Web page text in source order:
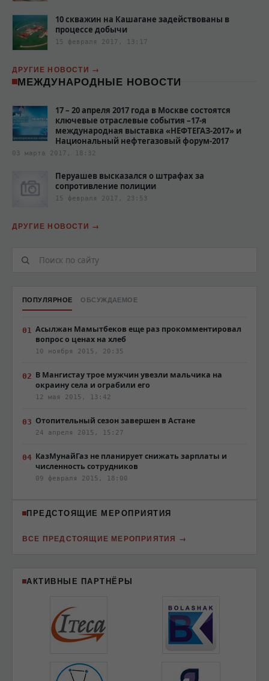
10 скважин на Кашагане задействованы в
процессе добычи
15 февраля 2017, 13:17
ДРУГИЕ НОВОСТИ
МЕЖДУНАРОДНЫЕ НОВОСТИ
17 – 20 апреля 2017 года в Москве состоятся
ключевые отраслевые события –17-я
международная выставка «НЕФТЕГАЗ-2017» и
Национальный нефтегазовый форум-2017
03 марта 2017, 18:32
Перуашев высказался о штрафах за
сопротивление полиции‍
15 февраля 2017, 23:53
ДРУГИЕ НОВОСТИ
ПОПУЛЯРНОЕ ОБСУЖДАЕМОЕ
Асылжан Мамытбеков еще раз прокомментировал
вопрос о ценах на хлеб
10 ноября 2015, 20:35
В Мангистау трое мужчин увезли мальчика на
окраину села и ограбили его
12 мая 2015, 13:42
Отопительный сезон завершен в Астане
24 апреля 2015, 15:27
КазМунайГаз не планирует снижать зарплаты и
численность сотрудников
09 февраля 2015, 18:00
ПРЕДСТОЯЩИЕ МЕРОПРИЯТИЯ
ВСЕ ПРЕДСТОЯЩИЕ МЕРОПРИЯТИЯ
АКТИВНЫЕ ПАРТНЁРЫ